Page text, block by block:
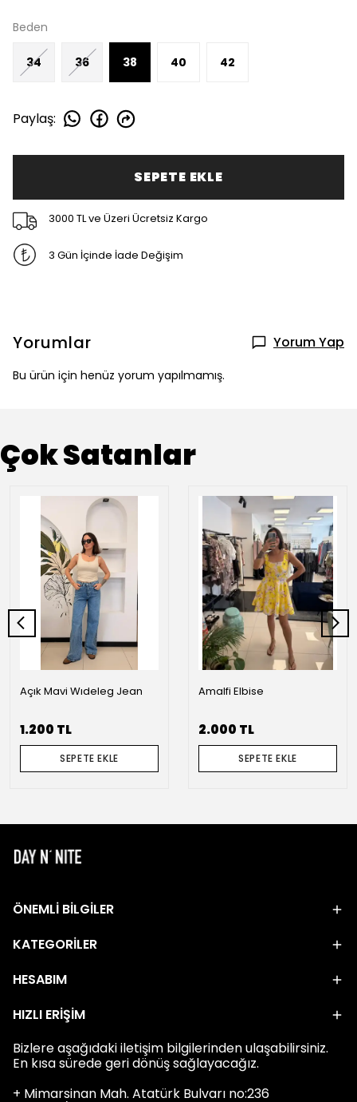
Beden
34 36 38 40 42
Paylaş:
SEPETE EKLE
3000 TL ve Üzeri Ücretsiz Kargo
3 Gün İçinde İade Değişim
Yorumlar Yorum Yap
Bu ürün için henüz yorum yapılmamış.
Çok Satanlar
Açık Mavi Wıdeleg Jean
1.200 TL
SEPETE EKLE
Amalfi Elbise
2.000 TL
SEPETE EKLE
ÖNEMLİ BİLGİLER
KATEGORİLER
HESABIM
HIZLI ERİŞİM
Bizlere aşağıdaki iletişim bilgilerinden ulaşabilirsiniz.
En kısa sürede geri dönüş sağlayacağız.
+ Mimarsinan Mah. Atatürk Bulvarı no:236